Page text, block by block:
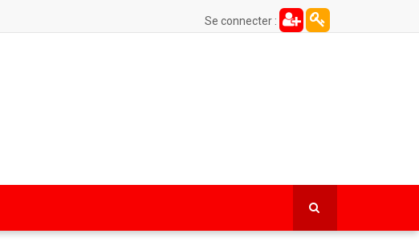
Se connecter :